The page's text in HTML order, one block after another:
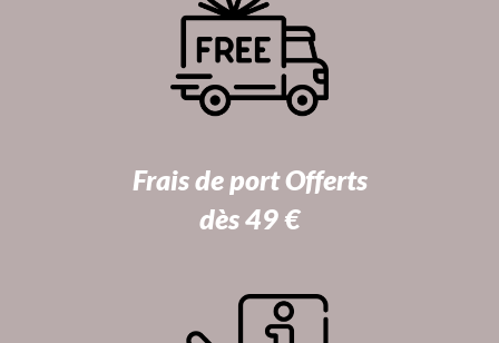
Frais de port Offerts
dès 49 €